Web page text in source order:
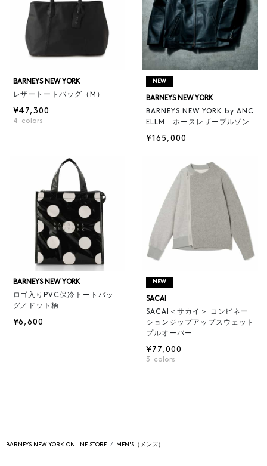
BARNEYS NEW YORK
レザートートバッグ（M）
¥47,300
4 colors
NEW
BARNEYS NEW YORK
BARNEYS NEW YORK by ANC
ELLM ホースレザーブルゾン
¥165,000
BARNEYS NEW YORK
ロゴ入りPVC保冷トートバッ
グ／ドット柄
¥6,600
NEW
SACAI
SACAI＜サカイ＞ コンビネー
ションジップアップスウェット
プルオーバー
¥77,000
3 colors
BARNEYS NEW YORK ONLINE STORE MEN'S（メンズ）